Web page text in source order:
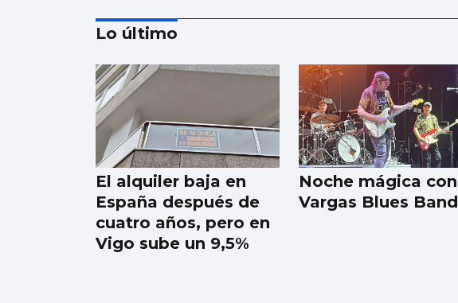
El Vaticano cerró el
año 2025 con un
patrimonio neto de
2.686 millones
Lo último
El alquiler baja en
España después de
cuatro años, pero en
Vigo sube un 9,5%
Noche mágica con
Vargas Blues Band